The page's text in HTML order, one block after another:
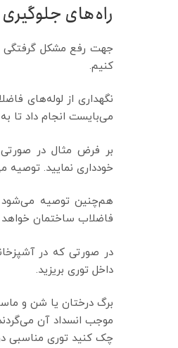
راه‌های جلوگیری
جهت رفع مشکل گرفتگی
کنیم.
نگهداری از لوله‌های
می‌بایست انجام داد تا
بر فرض مثال در
خودداری نمایید.
هم‌چنین توصیه می‌شود
فاضلاب ساختمان
در صورتی که در
داخل توری بریزید.
برگ درختان یا شن و
موجب انسداد آن
چک کنید توری مناسبی